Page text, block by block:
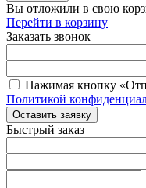
Вы отложили в свою
Перейти в корзину
Заказать звонок
Нажимая кнопку
Политикой
Оставить заявку
Быстрый заказ